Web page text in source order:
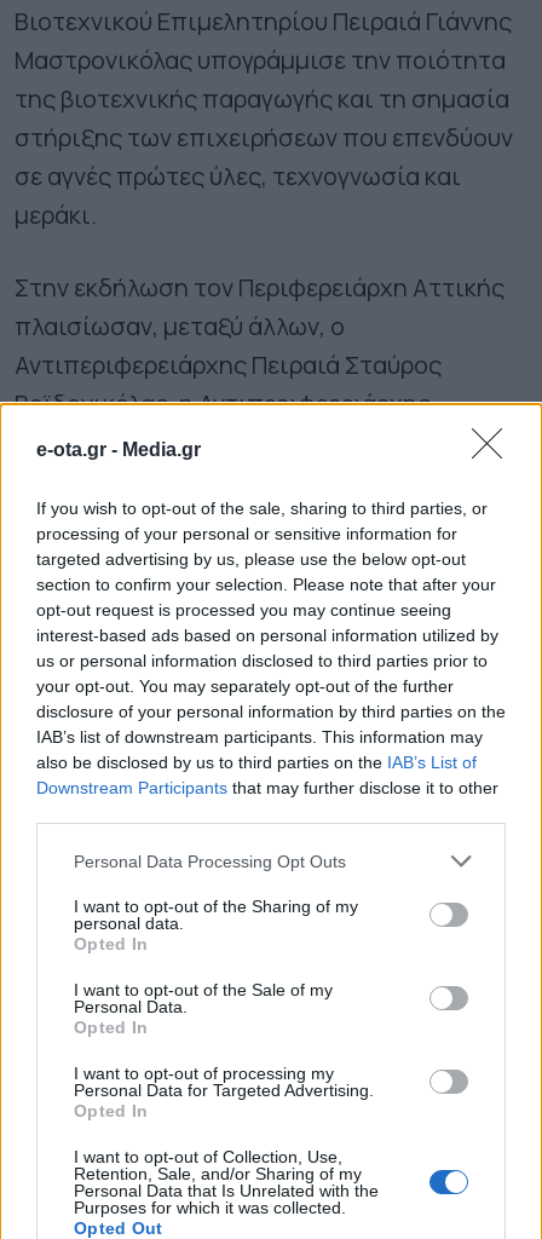
e-ota.gr - Media.gr
If you wish to opt-out of the sale, sharing to third parties, or
processing of your personal or sensitive information for
targeted advertising by us, please use the below opt-out
section to confirm your selection. Please note that after your
opt-out request is processed you may continue seeing
interest-based ads based on personal information utilized by
us or personal information disclosed to third parties prior to
your opt-out. You may separately opt-out of the further
disclosure of your personal information by third parties on the
IAB’s list of downstream participants. This information may
also be disclosed by us to third parties on the IAB’s List of
Downstream Participants that may further disclose it to other
Personal Data Processing Opt Outs
I want to opt-out of the Sharing of my
personal data.
Opted In
I want to opt-out of the Sale of my
Personal Data.
Opted In
I want to opt-out of processing my
Personal Data for Targeted Advertising.
Opted In
I want to opt-out of Collection, Use,
Retention, Sale, and/or Sharing of my
Personal Data that Is Unrelated with the
Purposes for which it was collected.
Opted Out
Βιοτεχνικού Επιμελητηρίου Πειραιά Γιάννης
Μαστρονικόλας υπογράμμισε την ποιότητα
της βιοτεχνικής παραγωγής και τη σημασία
στήριξης των επιχειρήσεων που επενδύουν
σε αγνές πρώτες ύλες, τεχνογνωσία και
μεράκι.
Στην εκδήλωση τον Περιφερειάρχη Αττικής
πλαισίωσαν, μεταξύ άλλων, ο
Αντιπεριφερειάρχης Πειραιά Σταύρος
Βοϊδονικόλας, η Αντιπεριφερειάρχης
Στρατηγικού Σχεδιασμού Σταυρούλα
Εθελοντισμού Ευγενία Μπαρμπαγιάννη-
Αδαμοπούλου, ο Εντεταλμένος
Περιφερειακός Σύμβουλος για θέματα
Κέντρων Logistics και Διαχείρισης Κρίσεων
Λεωνίδας Μανωλάκος και η Ειδική
Γραμματέας Έλενα Ράπτη.
Το 2ο Φεστιβάλ Βιοτεχνικού Παγωτού
επιβεβαίωσε ότι ο Πειραιάς μπορεί να
φιλοξενεί διοργανώσεις με πολιτιστικό,
γαστρονομικό, τουριστικό και αναπτυξιακό
αποτύπωμα, αναδεικνύοντας ταυτόχρονα
την πραγματική οικονομία της πόλης: τους
επαγγελματίες που παράγουν, δημιουργούν
Παρεμβάσεις ενίσχυσης της πυροπροστασίας,
στην Αχαΐα